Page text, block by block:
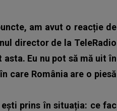
am avut o reacție de
director de la TeleRadio
Eu nu pot să mă uit în
care România are o piesă
prins în situația: ce fac